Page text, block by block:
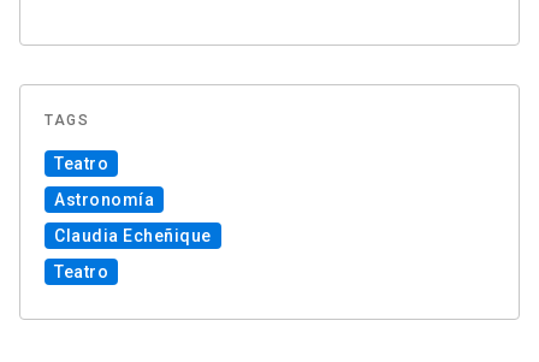
TAGS
Teatro
Astronomía
Claudia Echeñique
Teatro